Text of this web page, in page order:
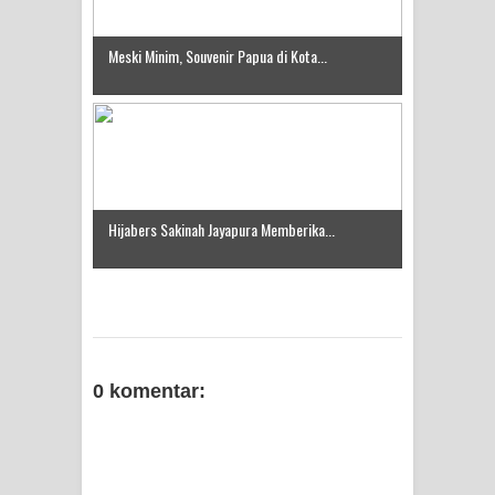
Mantan Sekda Jayawijaya Jadi
at Indonesia's National Craft
Meski Minim, Souvenir Papua di Kota...
Hijabers Sakinah Jayapura Memberika...
0 komentar: